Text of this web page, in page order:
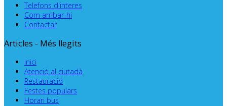
Telefons d'interes
Com arribar-hi
Contactar
Articles - Més llegits
inici
Atenció al ciutadà
Restauració
Festes populars
Horari bus